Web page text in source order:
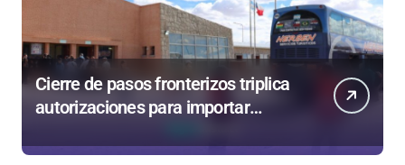
Cierre de pasos fronterizos triplica
autorizaciones para importar